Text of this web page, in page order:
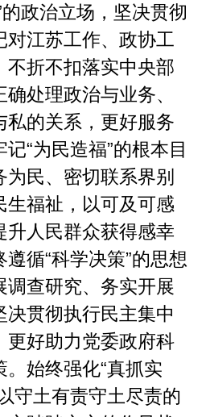
政治立场，坚决贯彻
对江苏工作、政协工
不折不扣落实中央部
处理政治与业务、
私的关系，更好服务
“为民造福”的根本目
民、密切联系界别
生福祉，以可及可感
升人民群众获得感幸
循“科学决策”的思想
调查研究、务实开展
贯彻执行民主集中
更好助力党委政府科
始终强化“真抓实
守土有责守土尽责的